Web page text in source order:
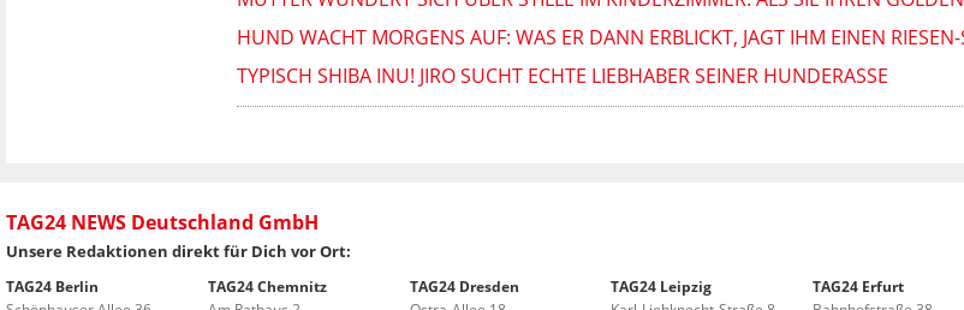
HUND WACHT MORGENS AUF: WAS ER DANN ERBLICKT, JAGT IHM EINEN
TYPISCH SHIBA INU! JIRO SUCHT ECHTE LIEBHABER SEINER HUNDERASSE
TAG24 NEWS Deutschland GmbH
Unsere Redaktionen direkt für Dich vor Ort:
TAG24 Berlin
TAG24 Chemnitz
TAG24 Dresden
TAG24 Leipzig
TAG24 Erfurt